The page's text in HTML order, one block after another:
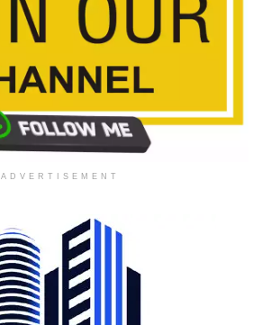
ADVERTISEMENT